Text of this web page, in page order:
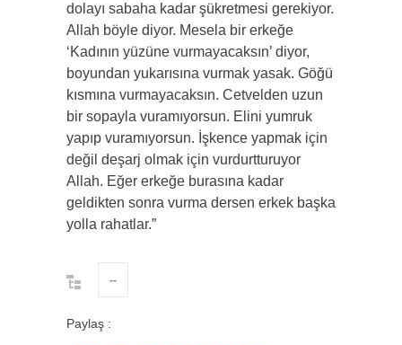
dolayı sabaha kadar şükretmesi gerekiyor.
Allah böyle diyor. Mesela bir erkeğe
‘Kadının yüzüne vurmayacaksın’ diyor,
boyundan yukarısına vurmak yasak. Göğü
kısmına vurmayacaksın. Cetvelden uzun
bir sopayla vuramıyorsun. Elini yumruk
yapıp vuramıyorsun. İşkence yapmak için
değil deşarj olmak için vurdurtturuyor
Allah. Eğer erkeğe burasına kadar
geldikten sonra vurma dersen erkek başka
yolla rahatlar.”
--
Paylaş :